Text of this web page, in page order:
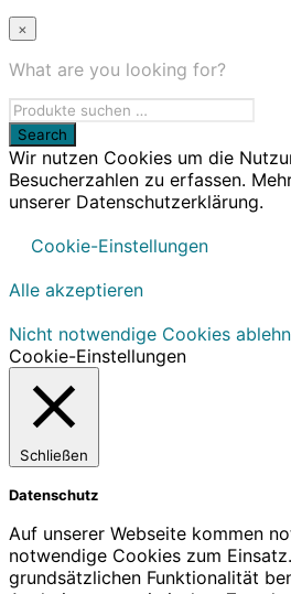
×
What are you looking for?
Wir nutzen Cookies um die
Besucherzahlen zu erfassen.
unserer Datenschutzerklärung.
Cookie-Einstellungen
Alle akzeptieren
Nicht notwendige Cookies
Cookie-Einstellungen
Schließen
Datenschutz
Auf unserer Webseite kommen
notwendige Cookies zum
grundsätzlichen Funktionalität